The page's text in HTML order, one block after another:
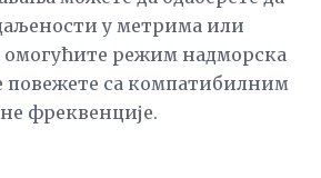
у метрима или
режим надморска
повежете са компатибилним
фреквенције.